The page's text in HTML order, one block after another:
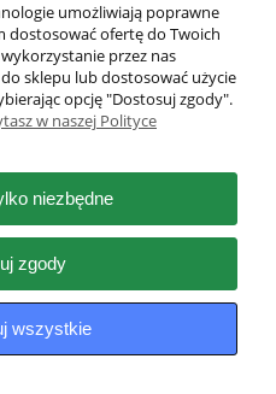
konto
i dostawa
umożliwiają poprawne
dostosować ofertę do Twoich
przez nas
sklepu lub dostosować użycie
opcję "Dostosuj zgody".
w naszej Polityce
niezbędne
zgody
wszystkie